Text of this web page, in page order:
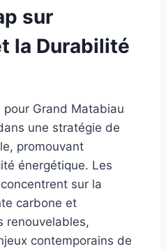
sur
la Durabilité
Grand Matabiau
une stratégie de
promouvant
énergétique. Les
sur la
carbone et
renouvelables,
contemporains de